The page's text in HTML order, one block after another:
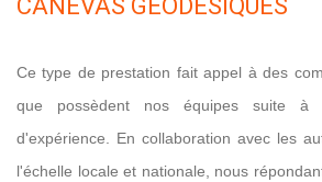
CANEVAS GÉODÉSIQUES
Ce type de prestation fait appel à des
que possèdent nos équipes suite à
d'expérience. En collaboration avec les
l'échelle locale et nationale, nous